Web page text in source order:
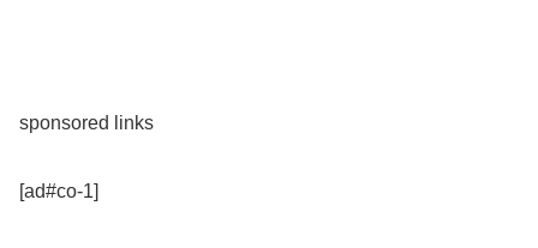
sponsored links
[ad#co-1]